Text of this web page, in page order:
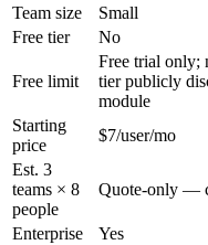
Team size
Small
Free tier
No
Free limit
Free trial only;
tier publicly
module
Starting
price
$7/user/mo
Est. 3
teams × 8
people
Quote-only —
Enterprise Yes